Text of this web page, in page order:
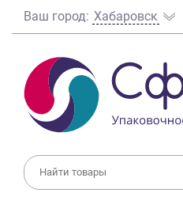
Ваш город: Хабаровск